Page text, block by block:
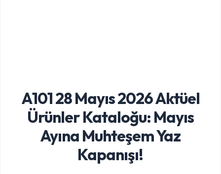
A101 28 Mayıs 2026 Aktüel
Ürünler Kataloğu: Mayıs
Ayına Muhteşem Yaz
Kapanışı!